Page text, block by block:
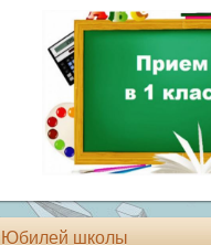
Юбилей школы